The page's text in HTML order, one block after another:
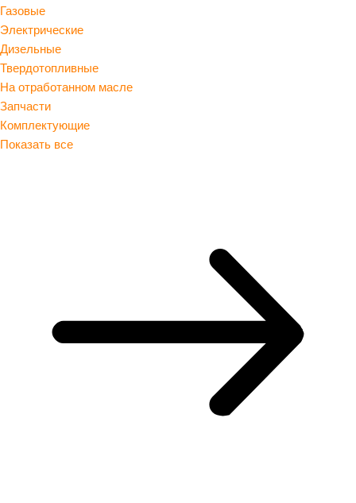
Газовые
Электрические
Дизельные
Твердотопливные
На отработанном масле
Запчасти
Комплектующие
Показать все